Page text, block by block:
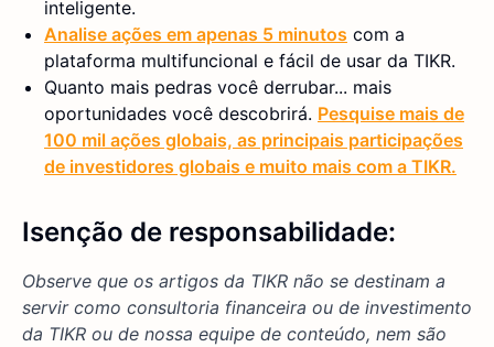
inteligente.
Analise ações em apenas 5 minutos com a
plataforma multifuncional e fácil de usar da TIKR.
Quanto mais pedras você derrubar... mais
oportunidades você descobrirá. Pesquise mais de
100 mil ações globais, as principais participações
de investidores globais e muito mais com a TIKR.
Isenção de responsabilidade:
Observe que os artigos da TIKR não se destinam a
servir como consultoria financeira ou de investimento
da TIKR ou de nossa equipe de conteúdo, nem são